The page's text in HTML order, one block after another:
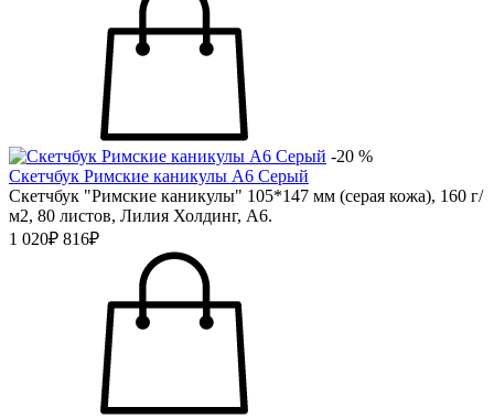
-20 %
Скетчбук Римские каникулы А6 Серый
Скетчбук "Римские каникулы" 105*147 мм (серая кожа), 160 г/
м2, 80 листов, Лилия Холдинг, А6.
1 020₽ 816₽